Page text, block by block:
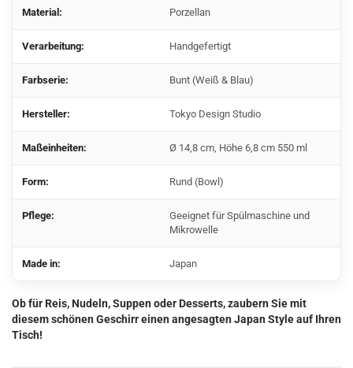
Material: Porzellan
Verarbeitung: Handgefertigt
Farbserie: Bunt (Weiß & Blau)
Hersteller: Tokyo Design Studio
Maßeinheiten: Ø 14,8 cm, Höhe 6,8 cm 550 ml
Form: Rund (Bowl)
Pflege:
Geeignet für Spülmaschine und
Mikrowelle
Made in: Japan
Ob für Reis, Nudeln, Suppen oder Desserts, zaubern Sie mit
diesem schönen Geschirr einen angesagten Japan Style auf Ihren
Tisch!